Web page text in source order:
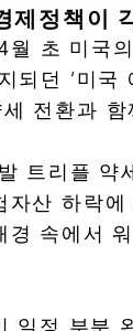
제정책이
초 미국
던 ‘미국
전환과
트리플
산 하락
속에서
일정 부분